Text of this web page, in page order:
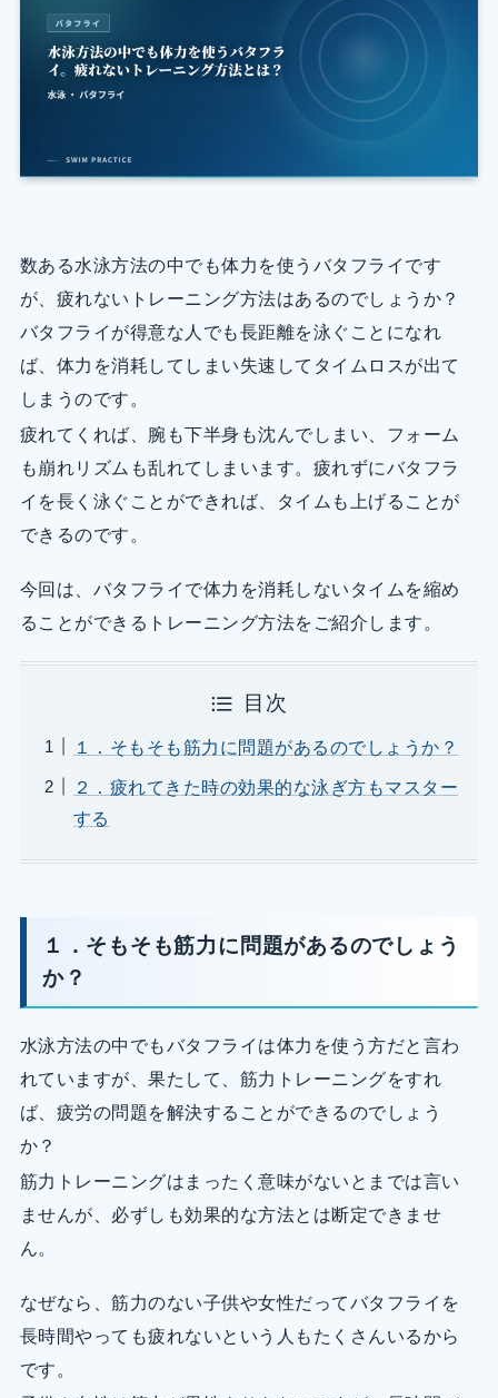
数ある水泳方法の中でも体力を使うバタフライです
が、疲れないトレーニング方法はあるのでしょうか？
バタフライが得意な人でも長距離を泳ぐことになれ
ば、体力を消耗してしまい失速してタイムロスが出て
しまうのです。
疲れてくれば、腕も下半身も沈んでしまい、フォーム
も崩れリズムも乱れてしまいます。疲れずにバタフラ
イを長く泳ぐことができれば、タイムも上げることが
できるのです。
今回は、バタフライで体力を消耗しないタイムを縮め
ることができるトレーニング方法をご紹介します。
目次
１．そもそも筋力に問題があるのでしょうか？
２．疲れてきた時の効果的な泳ぎ方もマスター
する
１．そもそも筋力に問題があるのでしょう
か？
水泳方法の中でもバタフライは体力を使う方だと言わ
れていますが、果たして、筋力トレーニングをすれ
ば、疲労の問題を解決することができるのでしょう
か？
筋力トレーニングはまったく意味がないとまでは言い
ませんが、必ずしも効果的な方法とは断定できませ
ん。
なぜなら、筋力のない子供や女性だってバタフライを
長時間やっても疲れないという人もたくさんいるから
です。